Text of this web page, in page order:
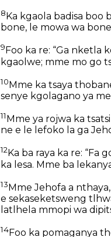
8 Ka kgaola badisa
bone, le mowa wa
9 Foo ka re: “Ga nketla
kgaolwe; mme mo go
10Mme ka tsaya
senye kgolagano ya
11 Mme ya rojwa ka
ne e le lefoko la ga
12Ka ba raya ka re:
ka lesa. Mme ba
13Mme Jehofa a
e sekaseketsweng
latlhela mmopi wa
14Foo ka pomaganya